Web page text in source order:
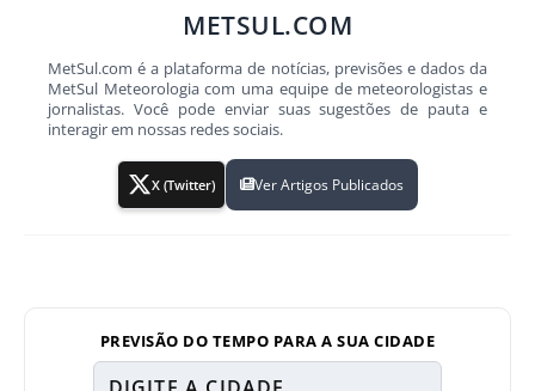
METSUL.COM
MetSul.com é a plataforma de notícias, previsões e dados da
MetSul Meteorologia com uma equipe de meteorologistas e
jornalistas. Você pode enviar suas sugestões de pauta e
interagir em nossas redes sociais.
X (Twitter) Ver Artigos Publicados
PREVISÃO DO TEMPO PARA A SUA CIDADE